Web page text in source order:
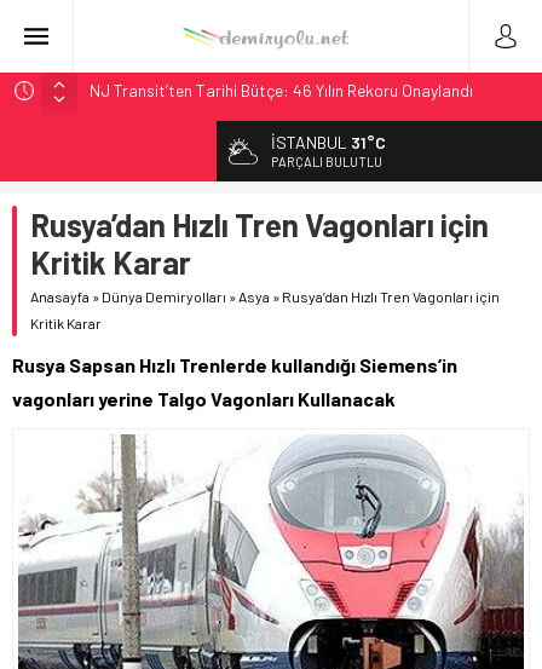
NJ Transit’ten Tarihi Bütçe: 46 Yılın Rekoru Onaylandı
Rocky Mountain, Güneş Enerjili Tesisten İlk Rayı Sevk Etti
AAR, MIT ve Berkeley Dahil 4 Üniversiteyle Araştırma
Konsorsiyumu Başlattı
Long Beach Limanı’na 58 Milyon Dolarlık Yeşil Yatırım Ödülü
Chicago’da Metra Polisi BVLOS Drone’larla Müdahale
İSTANBUL 31°C
PARÇALI BULUTLU
Rusya’dan Hızlı Tren Vagonları için
Kritik Karar
Anasayfa » Dünya Demiryolları »Asya » Rusya’dan Hızlı Tren Vagonları için
Kritik Karar
Rusya Sapsan Hızlı Trenlerde kullandığı Siemens’in
vagonları yerine Talgo Vagonları Kullanacak